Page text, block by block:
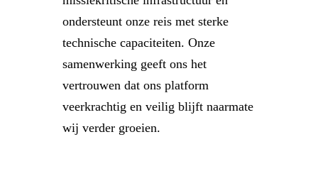
ondersteunt onze reis met sterke
technische capaciteiten. Onze
samenwerking geeft ons het
vertrouwen dat ons platform
veerkrachtig en veilig blijft naarmate
wij verder groeien.